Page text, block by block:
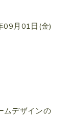
月01日(金)
ムデザインの